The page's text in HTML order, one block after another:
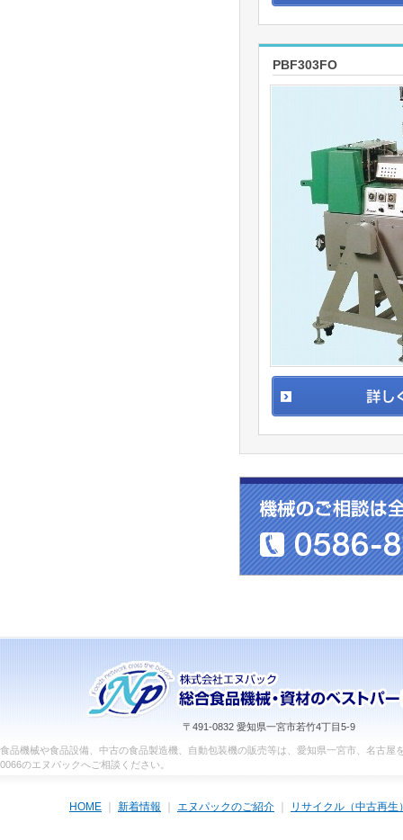
PBF303FO
〒491-0832 愛知県一宮市若竹4丁目5-9
食品機械や食品設備、中古の食品製造機、自動包装機の販売等は、愛知県一宮市、名古
0066のエヌパックへご相談ください。
HOME 新着情報 エヌパックのご紹介 リサイクル（中古再生